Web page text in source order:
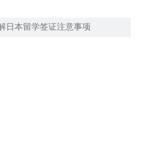
日本留学签证注意事项